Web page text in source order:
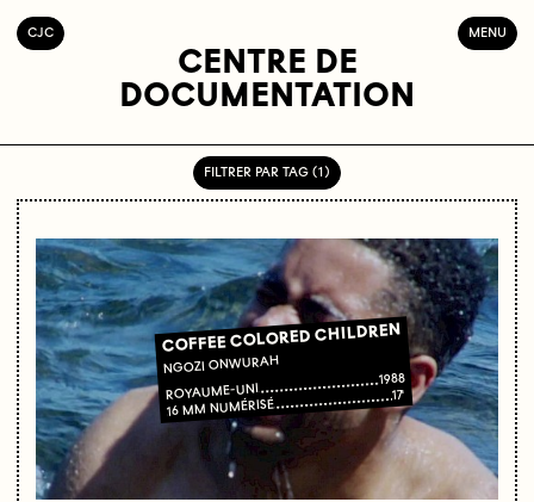
COLLECTIF
JEUNE
C INÉMA MENU
CENTRE DE
DOCUMENTATION
FILTRER PAR TAG ( 1 )
COFFEE COLORED CHILDREN
NGOZI ONWURAH
ROYAUME-UNI
1988
16 MM NUMÉRISÉ
17'